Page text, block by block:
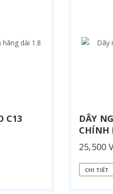
C13
DÂY
CHÍNH
25,500
CHI TIẾT